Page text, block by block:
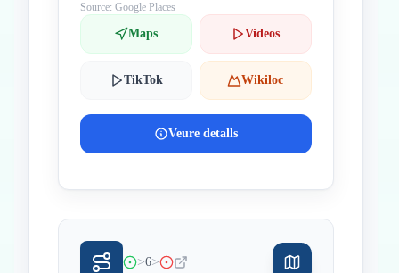
Source: Google Places
Maps Videos
TikTok Wikiloc
Veure detalls
>6>